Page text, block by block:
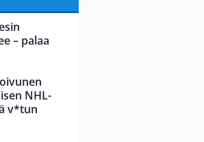
– palaa
NHL-
v*tun